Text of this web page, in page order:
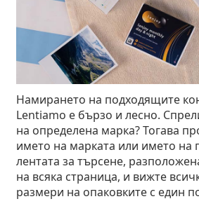
Намирането на подходящите
Lentiamo е бързо и лесно.
на определена марка? Тогава
името на марката или името на
лентата за търсене,
на всяка страница, и вижте
размери на опаковките с един